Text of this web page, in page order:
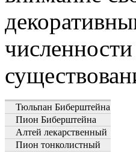
Тюльпан Биберштейна
Пион Биберштейна
Алтей лекарственный
Пион тонколистный